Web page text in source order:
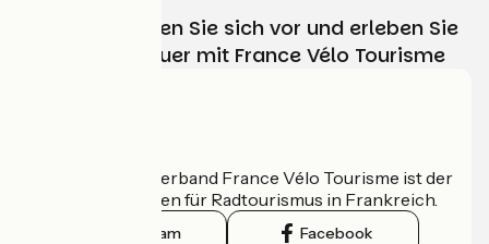
Wählen, bereiten Sie sich vor und erleben Sie
Ihr Radabenteuer mit France Vélo Tourisme
Der nationale Verband France Vélo Tourisme ist der
offizielle Leitfaden für Radtourismus in Frankreich.
Instagram Facebook